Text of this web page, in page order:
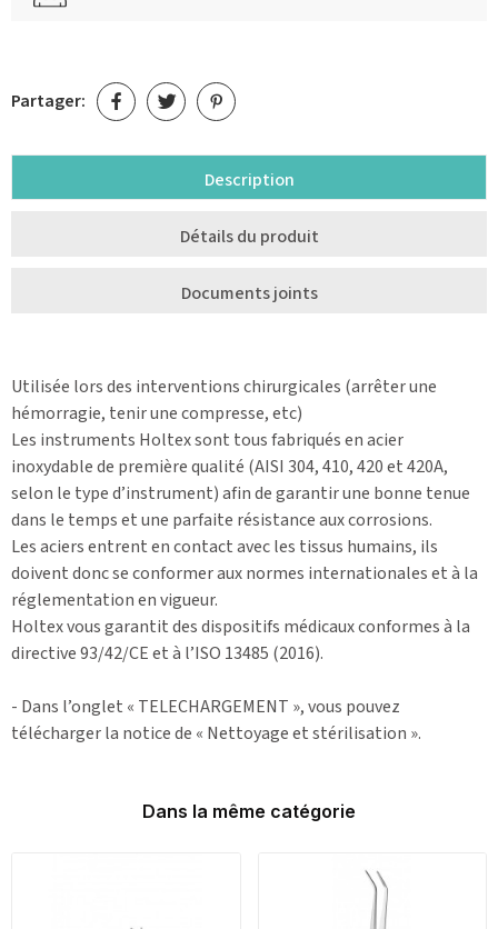
Partager:
Description
Détails du produit
Documents joints
Utilisée lors des interventions chirurgicales (arrêter une
hémorragie, tenir une compresse, etc)
Les instruments Holtex sont tous fabriqués en acier
inoxydable de première qualité (AISI 304, 410, 420 et 420A,
selon le type d’instrument) afin de garantir une bonne tenue
dans le temps et une parfaite résistance aux corrosions.
Les aciers entrent en contact avec les tissus humains, ils
doivent donc se conformer aux normes internationales et à la
réglementation en vigueur.
Holtex vous garantit des dispositifs médicaux conformes à la
directive 93/42/CE et à l’ISO 13485 (2016).
- Dans l’onglet « TELECHARGEMENT », vous pouvez
télécharger la notice de « Nettoyage et stérilisation ».
Dans la même catégorie